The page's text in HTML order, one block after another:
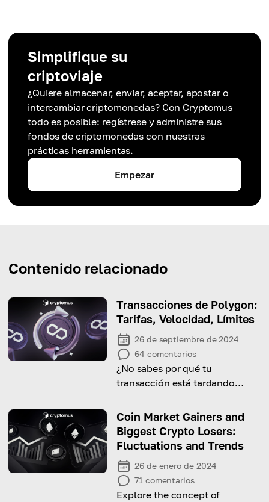
Simplifique su
criptoviaje
¿Quiere almacenar, enviar, aceptar, apostar o
intercambiar criptomonedas? Con Cryptomus
todo es posible: regístrese y administre sus
fondos de criptomonedas con nuestras
prácticas herramientas.
Empezar
Contenido relacionado
Transacciones de Polygon:
Tarifas, Velocidad, Límites
26 de septiembre de 2024
64 comentarios
¿No sabes por qué tu
transacción está tardando
explicamos en este artículo!
Coin Market Gainers and
Biggest Crypto Losers:
Fluctuations and Trends
26 de enero de 2024
71 comentarios
Explore the concept of